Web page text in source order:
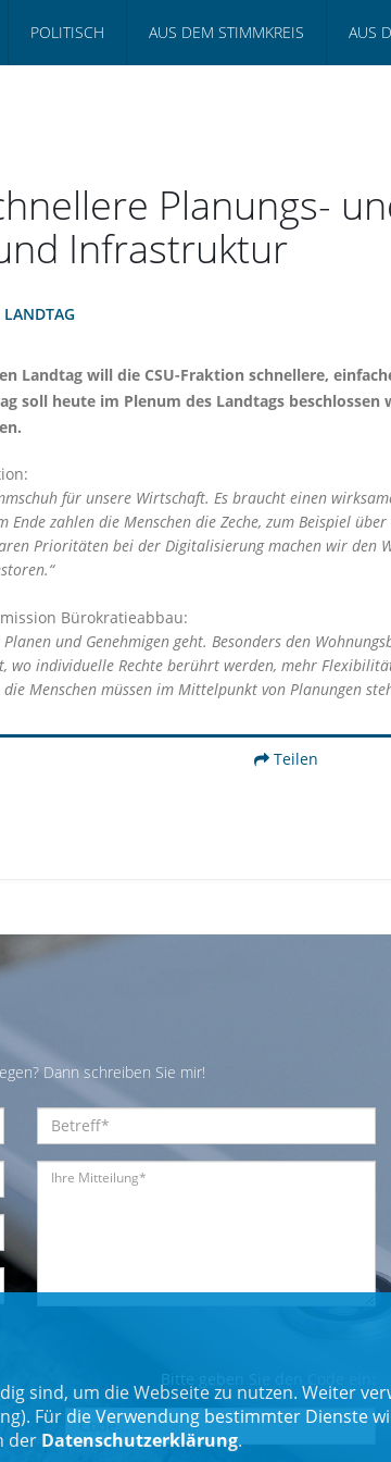
POLITISCH AUS DEM STIMMKREIS AUS
Planungs-
Infrastruktur
LANDTAG
Landtag will die CSU-Fraktion schnellere,
soll heute im Plenum des Landtags
für unsere Wirtschaft. Es braucht einen
zahlen die Menschen die Zeche, zum Beispiel
Prioritäten bei der Digitalisierung machen wir den
Bürokratieabbau:
und Genehmigen geht. Besonders den
wo individuelle Rechte berührt werden, mehr
Menschen müssen im Mittelpunkt von Planungen
Teilen
Dann schreiben Sie mir!
Bitte geben Sie den Code ein:
sind, um die Webseite zu nutzen. Weiter
Für die Verwendung bestimmter Dienste
der Datenschutzerklärung.